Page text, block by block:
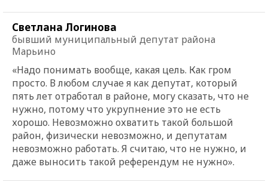
Светлана Логинова
бывший муниципальный депутат района
Марьино
«Надо понимать вообще, какая цель. Как гром
просто. В любом случае я как депутат, который
пять лет отработал в районе, могу сказать, что не
нужно, потому что укрупнение это не есть
хорошо. Невозможно охватить такой большой
район, физически невозможно, и депутатам
невозможно работать. Я считаю, что не нужно, и
даже выносить такой референдум не нужно».